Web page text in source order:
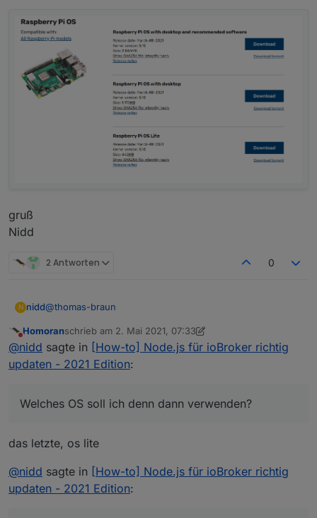
gruß
Nidd
2 Antworten 0
N nidd@thomas-braun
unter lsb_release erhalte ich
Description:    Raspbian GNU/Linux 10 (buster)
hier verwendet:https://www.raspberrypi.org/software/
aktuellste erhalten...
Welches OS soll ich denn dann verwenden?
gruß
Nicht stören
Homoranschrieb am 2. Mai 2021, 07:33
zuletzt editiert von Homoran5. Feb. 2021, 09:34
@nidd sagte in [How-to] Node.js für ioBroker richtig
updaten - 2021 Edition:
Welches OS soll ich denn dann verwenden?
das letzte, os lite
@nidd sagte in [How-to] Node.js für ioBroker richtig
updaten - 2021 Edition: